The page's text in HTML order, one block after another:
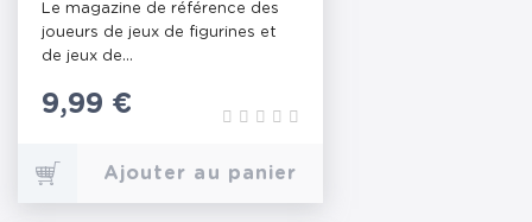
Le magazine de référence des
joueurs de jeux de figurines et
de jeux de...
Prix
9,99 €
Ajouter au panier